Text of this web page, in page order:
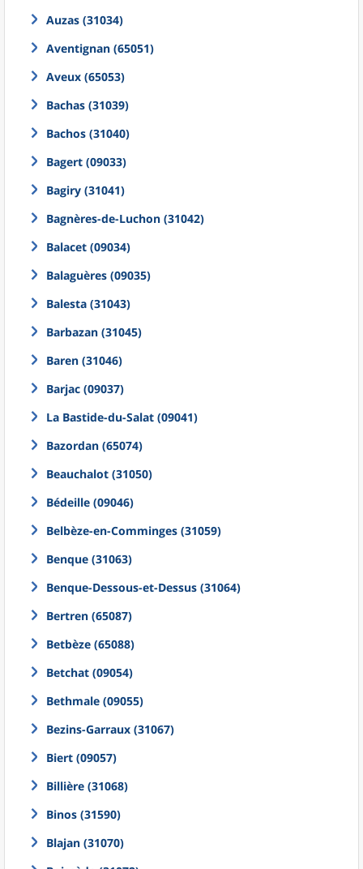
Auzas (31034)
Aventignan (65051)
Aveux (65053)
Bachas (31039)
Bachos (31040)
Bagert (09033)
Bagiry (31041)
Bagnères-de-Luchon (31042)
Balacet (09034)
Balaguères (09035)
Balesta (31043)
Barbazan (31045)
Baren (31046)
Barjac (09037)
La Bastide-du-Salat (09041)
Bazordan (65074)
Beauchalot (31050)
Bédeille (09046)
Belbèze-en-Comminges (31059)
Benque (31063)
Benque-Dessous-et-Dessus (31064)
Bertren (65087)
Betbèze (65088)
Betchat (09054)
Bethmale (09055)
Bezins-Garraux (31067)
Biert (09057)
Billière (31068)
Binos (31590)
Blajan (31070)